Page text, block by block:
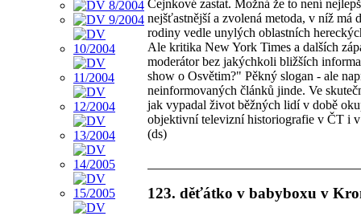
Cejnkové zastat. Možná že to není
nejšťastnější a zvolená metoda, v níž má
rodiny vedle unylých oblastních
Ale kritika New York Times a dalších
moderátor bez jakýchkoli bližších
show o Osvětim?" Pěkný slogan - ale
neinformovaných článků jinde. Ve
jak vypadal život běžných lidí v době
objektivní televizní historiografie v ČT i
(ds)
123. děťátko v babyboxu v